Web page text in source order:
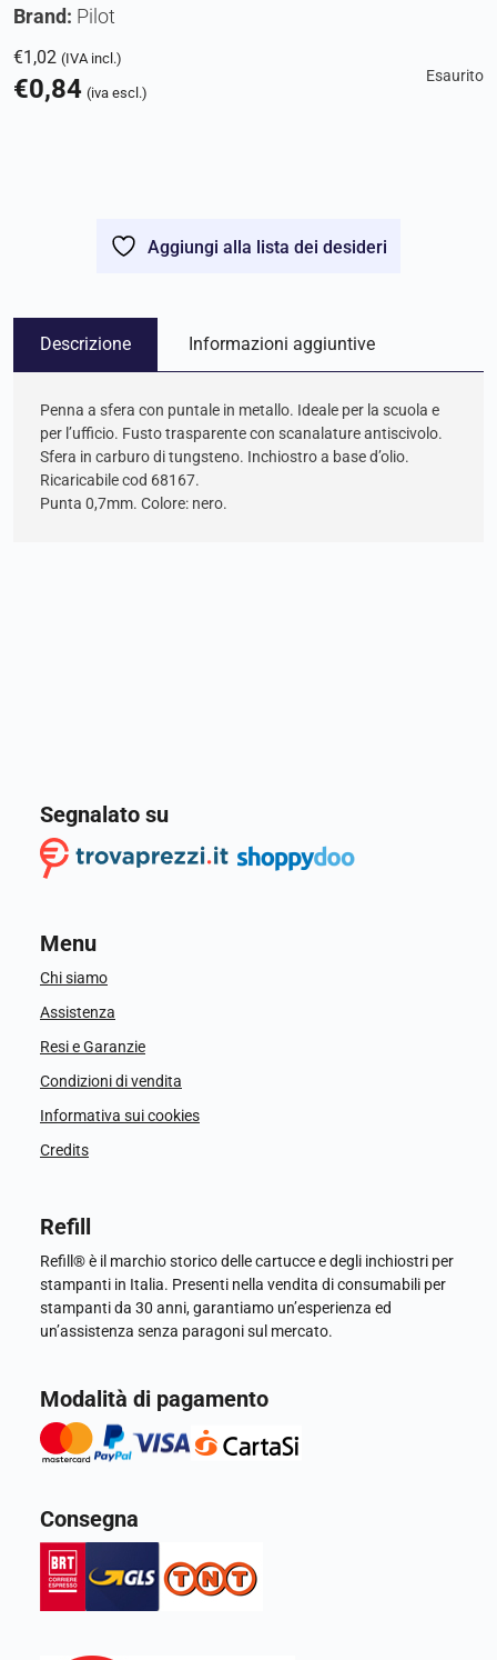
Brand: Pilot
€1,02 (IVA incl.)
€0,84 (iva escl.)
Esaurito
Aggiungi alla lista dei desideri
Descrizione Informazioni aggiuntive
Penna a sfera con puntale in metallo. Ideale per la scuola e
per l’ufficio. Fusto trasparente con scanalature antiscivolo.
Sfera in carburo di tungsteno. Inchiostro a base d’olio.
Ricaricabile cod 68167.
Punta 0,7mm. Colore: nero.
Segnalato su
Menu
Chi siamo
Assistenza
Resi e Garanzie
Condizioni di vendita
Informativa sui cookies
Credits
Refill
Refill® è il marchio storico delle cartucce e degli inchiostri per
stampanti in Italia. Presenti nella vendita di consumabili per
stampanti da 30 anni, garantiamo un’esperienza ed
un’assistenza senza paragoni sul mercato.
Modalità di pagamento
Consegna